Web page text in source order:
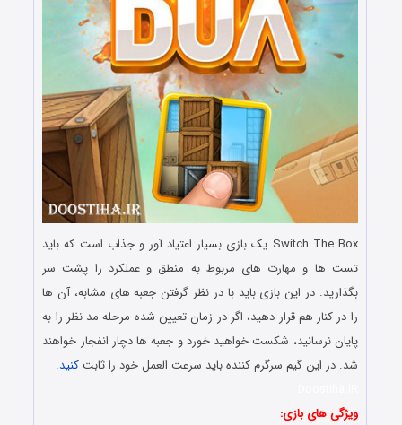
Switch The Box یک بازی بسیار اعتیاد آور و جذاب است که باید
تست ها و مهارت های مربوط به منطق و عملکرد را پشت سر
بگذارید. در این بازی باید با در نظر گرفتن جعبه های مشابه، آن ها
را در کنار هم قرار دهید، اگر در زمان تعیین شده مرحله مد نظر را به
پایان نرسانید، شکست خواهید خورد و جعبه ها دچار انفجار خواهند
شد. در این گیم سرگرم کننده باید سرعت العمل خود را ثابتکنید.
ویژگی های بازی: